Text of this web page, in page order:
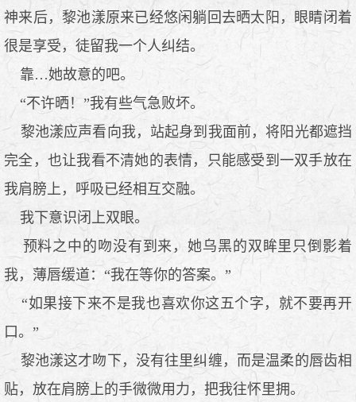
神来后，黎池漾原来已经悠闲躺回去晒太阳，眼睛闭着
很是享受，徒留我一个人纠结。
靠…她故意的吧。
“不许晒！”我有些气急败坏。
黎池漾应声看向我，站起身到我面前，将阳光都遮挡
完全，也让我看不清她的表情，只能感受到一双手放在
我肩膀上，呼吸已经相互交融。
我下意识闭上双眼。
预料之中的吻没有到来，她乌黑的双眸里只倒影着
我，薄唇缓道：“我在等你的答案。”
“如果接下来不是我也喜欢你这五个字，就不要再开
口。”
黎池漾这才吻下，没有往里纠缠，而是温柔的唇齿相
贴，放在肩膀上的手微微用力，把我往怀里拥。